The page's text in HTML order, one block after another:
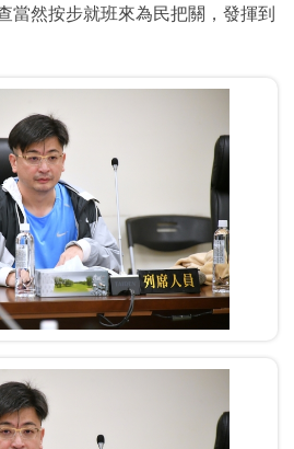
當然按步就班來為民把關，發揮到